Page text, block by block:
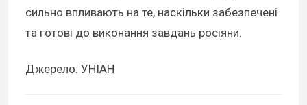
сильно впливають на те, наскільки забезпечені
та готові до виконання завдань росіяни.
Джерело: УНІАН